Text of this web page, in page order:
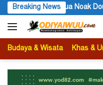
Langsung
ke
konten
Breaking News
Tolikara Tidak Mudah
Budaya & Wisata Khas &